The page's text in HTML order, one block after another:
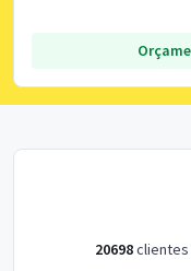
20698clientes